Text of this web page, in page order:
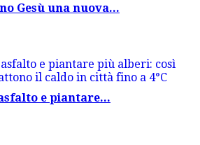
Gesù una nuova...
e piantare...